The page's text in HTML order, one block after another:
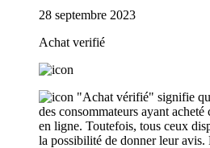
28 septembre 2023
Achat verifié
"Achat vérifié" signifie
des consommateurs ayant
en ligne. Toutefois, tous ceux
la possibilité de donner leur avis.